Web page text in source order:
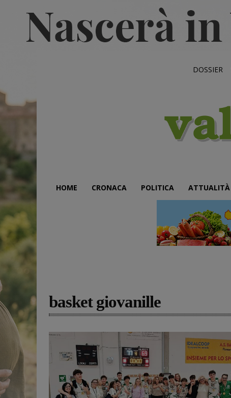
DOSSIER
HOME CRONACA POLITICA ATTUALITÀ
basket giovanille